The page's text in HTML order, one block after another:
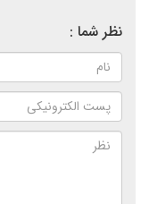
نظر شما :